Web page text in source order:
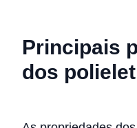
Principais
dos